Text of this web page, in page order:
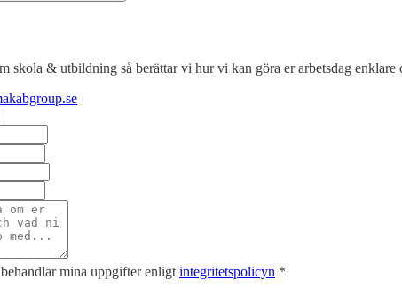
skola & utbildning så berättar vi hur vi kan göra er arbetsdag enklare
mina uppgifter enligt integritetspolicyn *